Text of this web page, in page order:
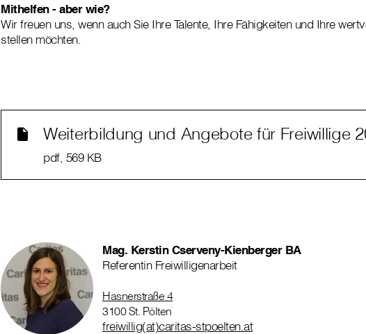
Mithelfen - aber wie?
Wir freuen uns, wenn auch Sie Ihre Talente, Ihre Fähigkeiten und Ihre
stellen möchten.
Weiterbildung und Angebote für Freiwillige
pdf, 569 KB
Mag. Kerstin Cserveny-Kienberger BA
Referentin Freiwilligenarbeit
Hasnerstraße 4
3100 St. Pölten
freiwillig(at)caritas-stpoelten.at